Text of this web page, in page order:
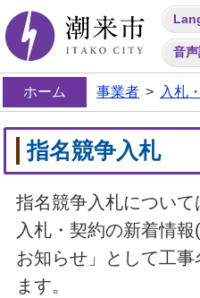
潮来
音
ホーム 事業者 > 入札
指名競争入札
指名競争入札につい
入札・契約の新着情
お知らせ」として工
ます。